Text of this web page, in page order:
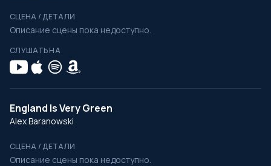
СЦЕНА / ДЕТАЛИ
Описание сцены пока недоступно.
СЛУШАТЬ НА
England Is Very Green
Alex Baranowski
СЦЕНА / ДЕТАЛИ
Описание сцены пока недоступно.